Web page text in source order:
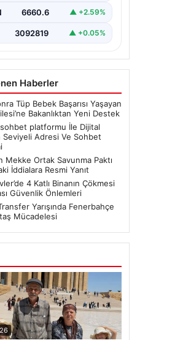
iletişim kurması ciddi
6660.6 ▲ +2.59%
3092819 ▲ +0.05%
Haberler
Tüp Bebek Başarısı Yaşayan
Bakanlıktan Yeni Destek
platformu İle Dijital
Seviyeli Adresi Ve Sohbet
Mekke Ortak Savunma Paktı
İddialara Resmi Yanıt
4 Katlı Binanın Çökmesi
Güvenlik Önlemleri
Yarışında Fenerbahçe
Mücadelesi